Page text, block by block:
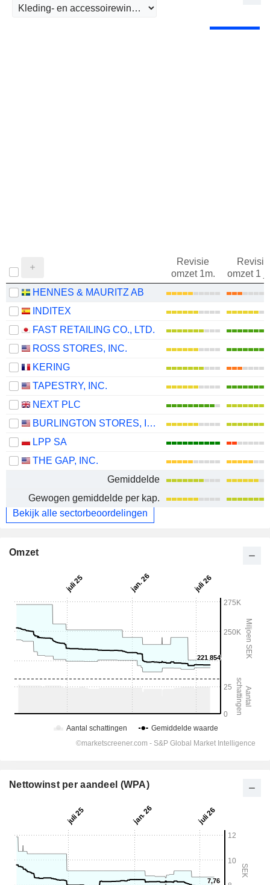
Revisie
omzet 1m.
Revisie
omzet 1
HENNES & MAURITZ AB
INDITEX
FAST RETAILING CO., LTD.
ROSS STORES, INC.
KERING
TAPESTRY, INC.
NEXT PLC
BURLINGTON STORES, INC.
LPP SA
THE GAP, INC.
Gemiddelde
Gewogen gemiddelde per kap.
Bekijk alle sectorbeoordelingen
Omzet
Nettowinst per aandeel (WPA)